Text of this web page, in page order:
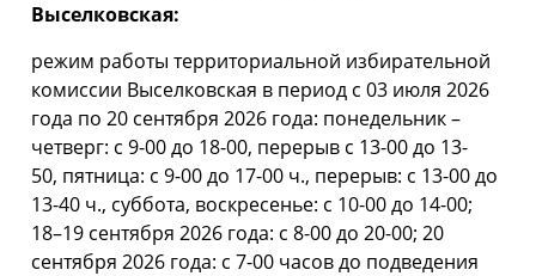
Выселковская:
режим работы территориальной избирательной
комиссии Выселковская в период с 03 июля 2026
года по 20 сентября 2026 года: понедельник –
четверг: с 9-00 до 18-00, перерыв с 13-00 до 13-
50, пятница: с 9-00 до 17-00 ч., перерыв: с 13-00 до
13-40 ч., суббота, воскресенье: с 10-00 до 14-00;
18–19 сентября 2026 года: с 8-00 до 20-00; 20
сентября 2026 года: с 7-00 часов до подведения